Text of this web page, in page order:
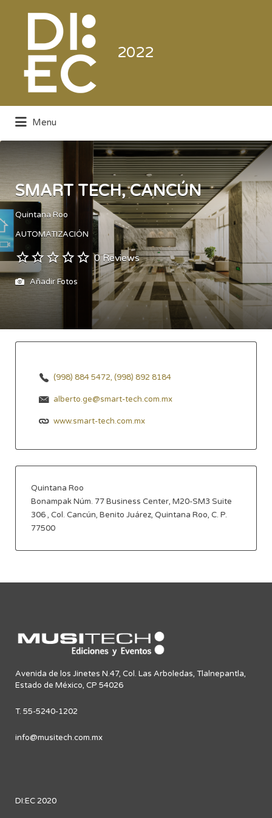
2022
Electrónica de Consumo y Comercial
Buscar
Menu
SMART TECH, CANCÚN
Quintana Roo
AUTOMATIZACIÓN
0 Reviews
Añadir Fotos
(998) 884 5472, (998) 892 8184
alberto.ge@smart-tech.com.mx
www.smart-tech.com.mx
Quintana Roo
Bonampak Núm. 77 Business Center, M20-SM3 Suite
306 , Col. Cancún, Benito Juárez, Quintana Roo, C. P.
77500
Avenida de los Jinetes N.47, Col. Las Arboledas, Tlalnepantla,
Estado de México, CP 54026
T. 55-5240-1202
info@musitech.com.mx
DI:EC 2020